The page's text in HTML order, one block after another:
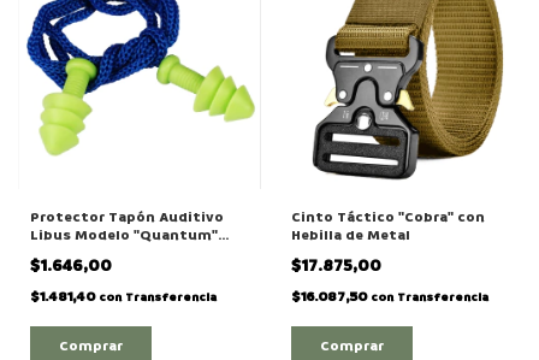
Protector Tapón Auditivo
Libus Modelo "Quantum"
Con Cordel Certificad
$1.646,00
$1.481,40 con Transferencia
Cinto Táctico "Cobra" con
Hebilla de Metal
$17.875,00
$16.087,50 con Transferencia
Comprar